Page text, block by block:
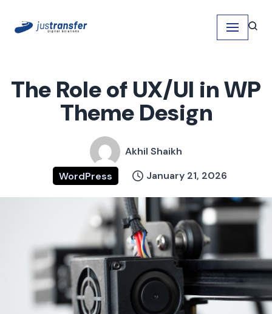
Skip
The Role of UX/UI in WP
Theme Design
Akhil Shaikh
WordPress
January 21, 2026